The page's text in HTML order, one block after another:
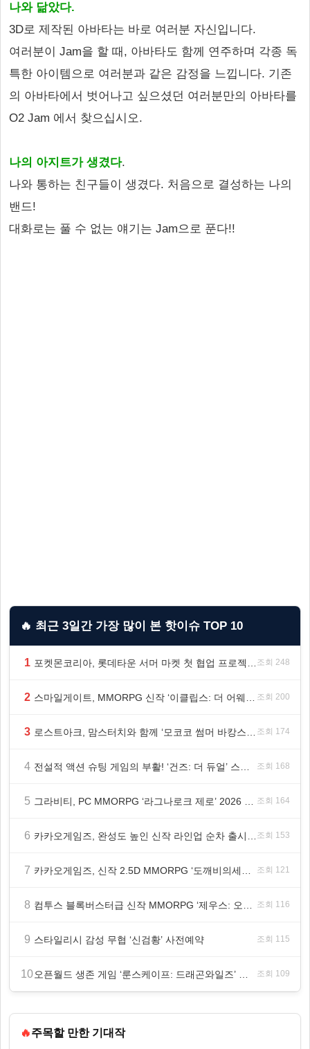
나와 닮았다.
3D로 제작된 아바타는 바로 여러분 자신입니다.
여러분이 Jam을 할 때, 아바타도 함께 연주하며 각종 독
특한 아이템으로 여러분과 같은 감정을 느낍니다. 기존
의 아바타에서 벗어나고 싶으셨던 여러분만의 아바타를
O2 Jam 에서 찾으십시오.
나의 아지트가 생겼다.
나와 통하는 친구들이 생겼다. 처음으로 결성하는 나의
밴드!
대화로는 풀 수 없는 얘기는 Jam으로 푼다!!
🔥 최근 3일간 가장 많이 본 핫이슈 TOP 10
1 조회 248
2 조회 200
3 조회 174
4 조회 168
5 조회 164
6 조회 153
7 조회 121
8 조회 116
9 스타일리시 감성 무협 ‘신검황’ 사전예약 조회 115
10 조회 109
🔥주목할 만한 기대작